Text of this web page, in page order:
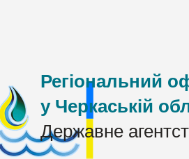
Регіональний
у Черкаській
Державне